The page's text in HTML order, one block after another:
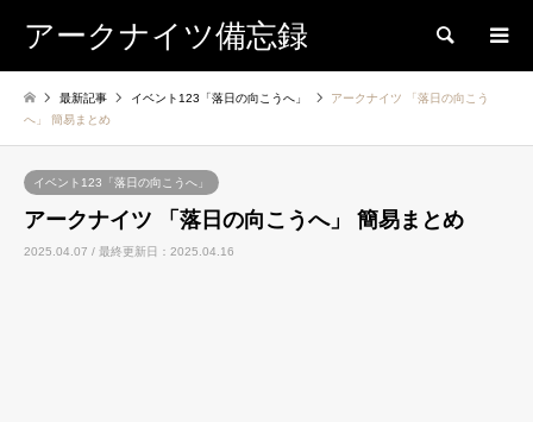
アークナイツ備忘録 検索
最新記事 イベント123「落日の向こうへ」
アークナイツ 「落日の向こう
へ」 簡易まとめ
イベント123「落日の向こうへ」
アークナイツ 「落日の向こうへ」 簡易まとめ
2025.04.07 / 最終更新日：2025.04.16